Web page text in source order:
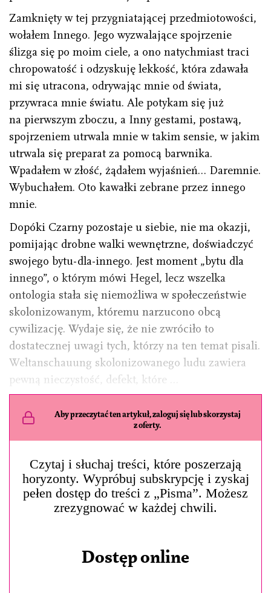
Zamknięty w tej przygniatającej przedmiotowości,
wołałem Innego. Jego wyzwalające spojrzenie
ślizga się po moim ciele, a ono natychmiast traci
chropowatość i odzyskuję lekkość, która zdawała
mi się utracona, odrywając mnie od świata,
przywraca mnie światu. Ale potykam się już
na pierwszym zboczu, a Inny gestami, postawą,
spojrzeniem utrwala mnie w takim sensie, w jakim
utrwala się preparat za pomocą barwnika.
Wpadałem w złość, żądałem wyjaśnień… Daremnie.
Wybuchałem. Oto kawałki zebrane przez innego
mnie.
Dopóki Czarny pozostaje u siebie, nie ma okazji,
pomijając drobne walki wewnętrzne, doświadczyć
swojego bytu-dla-innego. Jest moment „bytu dla
innego”, o którym mówi Hegel, lecz wszelka
ontologia stała się niemożliwa w społeczeństwie
skolonizowanym, któremu narzucono obcą
cywilizację. Wydaje się, że nie zwróciło to
dostatecznej uwagi tych, którzy na ten temat pisali.
Weltanschauung skolonizowanego ludu zawiera
pewną nieczystość, defekt, które …
Aby przeczytać ten artykuł, zaloguj się lub skorzystaj
z oferty.
Czytaj i słuchaj treści, które poszerzają
horyzonty. Wypróbuj subskrypcję i zyskaj
pełen dostęp do treści z „Pisma”. Możesz
zrezygnować w każdej chwili.
Dostęp online